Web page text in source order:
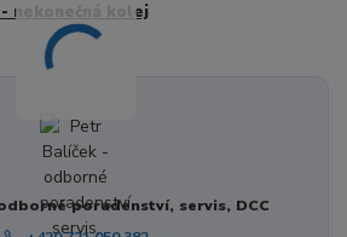
nekonečná kolej
poradenství, servis, DCC